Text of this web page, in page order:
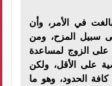
في الأمر، وأن
سبيل المزح، ومن
الزوج لمساعدة
على الأقل، ولكن
كافة الحدود، وهو ما